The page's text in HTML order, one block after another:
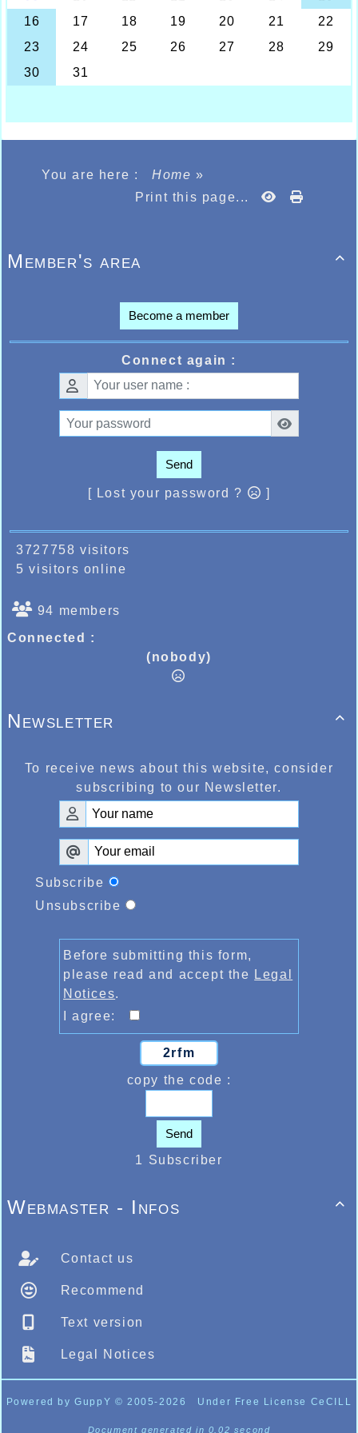
You are here : Home»
Print this page...

Member's area
Become a member
Connect again :
Send
[ Lost your password ? ]
3727758 visitors
5 visitors online
94 members
Connected :
(nobody)

Newsletter
To receive news about this website, consider
subscribing to our Newsletter.
Subscribe
Unsubscribe
Before submitting this form,
please read and accept the Legal
Notices.
I agree:
2rfm
copy the code :
Send
1 Subscriber

Webmaster - Infos
Contact us
Recommend
Text version
Legal Notices
Powered by GuppY © 2005-2026 Under Free License CeCILL
Document generated in 0.02 second